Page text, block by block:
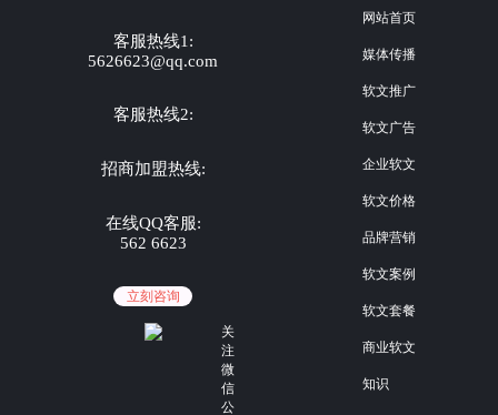
客服热线1:
5626623@qq.com
客服热线2:
招商加盟热线:
在线QQ客服:
562 6623
立刻咨询
关
注
微
信
公
网站首页
媒体传播
软文推广
软文广告
企业软文
软文价格
品牌营销
软文案例
软文套餐
商业软文
知识